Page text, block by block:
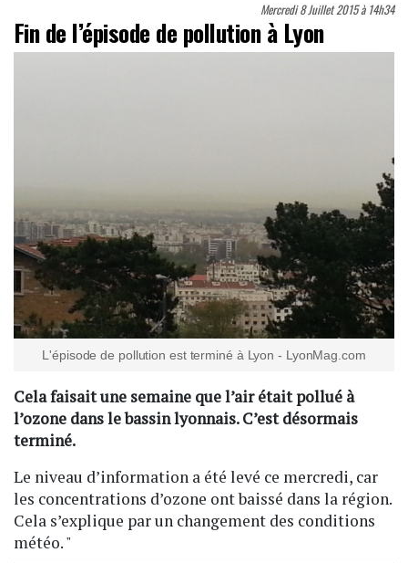
Mercredi 8 Juillet 2015 à 14h34
Fin de l’épisode de pollution à Lyon
L'épisode de pollution est terminé à Lyon - LyonMag.com
Cela faisait une semaine que l’air était pollué à
l’ozone dans le bassin lyonnais. C’est désormais
terminé.
Le niveau d’information a été levé ce mercredi, car
les concentrations d’ozone ont baissé dans la région.
Cela s’explique par un changement des conditions
météo. "